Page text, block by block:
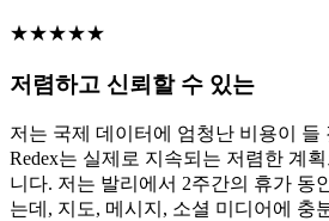
★★★★★
저렴하고 신뢰할 수 있는
저는 국제 데이터에 엄청난 비용이 들
Redex는 실제로 지속되는 저렴한 계
니다. 저는 발리에서 2주간의 휴가 동
는데, 지도, 메시지, 소셜 미디어에 충